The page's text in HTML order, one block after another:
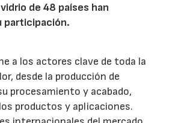
de 48 países han
participación.
a los actores clave de toda la
desde la producción de
procesamiento y acabado,
productos y aplicaciones.